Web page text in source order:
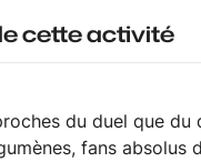
cette activité
du duel que du
fans absolus